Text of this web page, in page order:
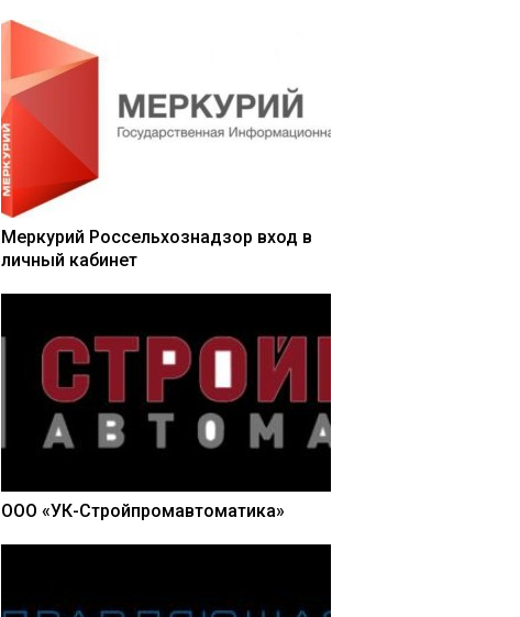
Меркурий Россельхознадзор вход в
личный кабинет
ООО «УК-Стройпромавтоматика»